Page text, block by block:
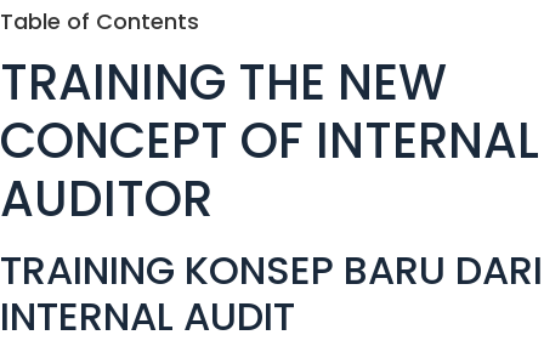
Table of Contents
TRAINING THE NEW
CONCEPT OF INTERNAL
AUDITOR
TRAINING KONSEP BARU DARI
INTERNAL AUDIT